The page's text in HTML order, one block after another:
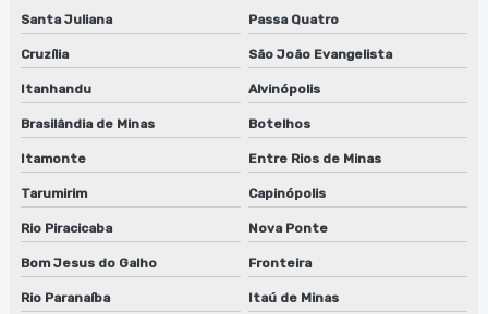
Santa Juliana Passa Quatro
Cruzília São João Evangelista
Itanhandu Alvinópolis
Brasilândia de Minas Botelhos
Itamonte Entre Rios de Minas
Tarumirim Capinópolis
Rio Piracicaba Nova Ponte
Bom Jesus do Galho Fronteira
Rio Paranaíba Itaú de Minas